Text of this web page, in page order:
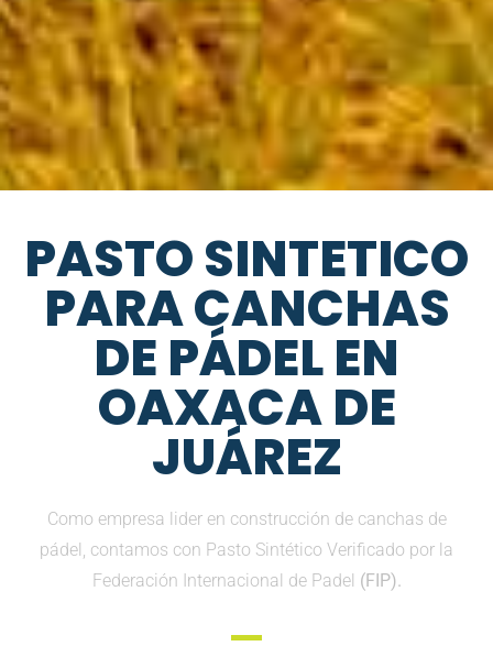
PASTO SINTETICO
PARA CANCHAS
DE PÁDEL EN
OAXACA DE
JUÁREZ
Como empresa lider en construcción de canchas de
pádel, contamos con Pasto Sintético Verificado por la
Federación Internacional de Padel (FIP).